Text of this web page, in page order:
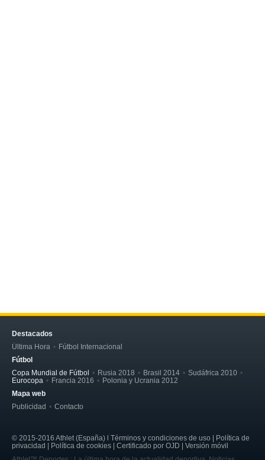
Destacados
Última Hora
Fútbol Internacional
Fútbol
Copa Mundial de Fútbol
Rusia 2018 Brasil 2014
Sudáfrica 2010
Eurocopa
Francia 2016
Polonia y Ucrania 2012
Mapa web
Publicidad
Contacto
© 2015-2016 Athlet (España) l Términos y condiciones de uso | Política de
privacidad | Política de cookies | Certificado por OJD | Versión móvil